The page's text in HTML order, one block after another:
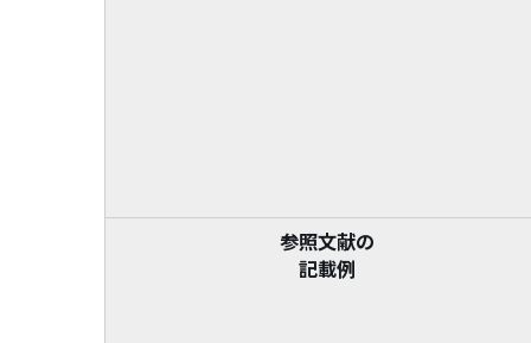
参照文献の
記載例